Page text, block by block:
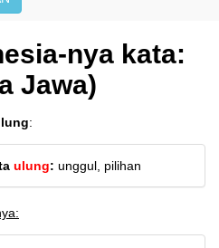
nya kata:
Jawa)
:
ulung: unggul, pilihan